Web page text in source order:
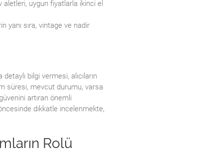
aletleri, uygun fiyatlarla ikinci el
yanı sıra, vintage ve nadir
bilgi vermesi, alıcıların
süresi, mevcut durumu, varsa
artıran önemli
dikkatle incelenmekte,
Rolü